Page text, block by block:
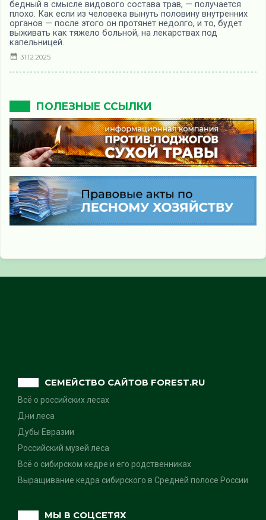
бедный в смысле видового состава трав, — получается
плохо. Как если из человека вынуть половину внутренних
органов — после этого он протянет недолго, и то, будет
выживать как тяжело больной, на лекарствах под
капельницей.
31.12.2025
ПОЛЕЗНЫЕ ССЫЛКИ
СЕМЕЙСТВО САЙТОВ FOREST.RU
Всё о российских лесах
Дни леса
Дубы Евразии
Российский музей леса
Всё о сибирском кедре и его родственниках
Выращивание кедра сибирского в Средней полосе России
МЫ В СОЦСЕТЯХ